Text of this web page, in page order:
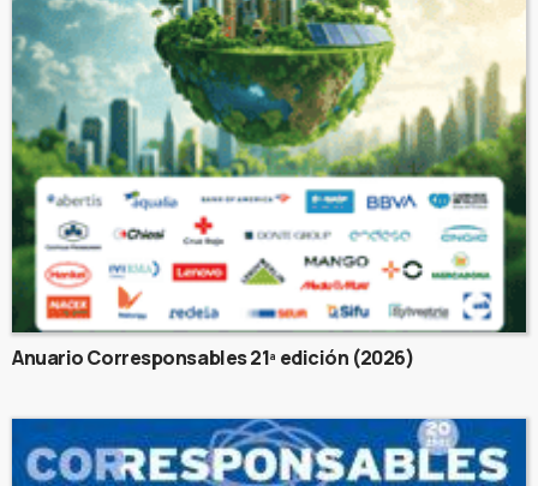
Anuario Corresponsables 21ª edición (2026)